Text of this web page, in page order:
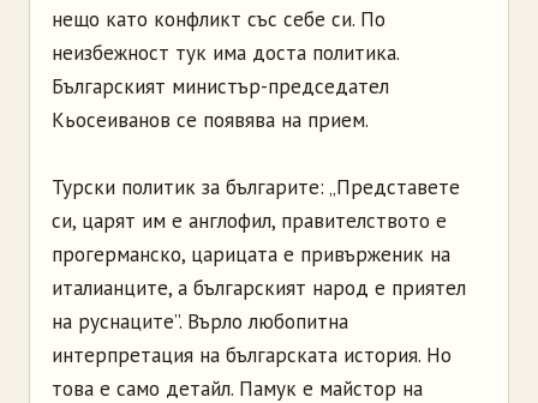
нещо като конфликт със себе си. По
неизбежност тук има доста политика.
Българският министър-председател
Кьосеиванов се появява на прием.
Турски политик за българите: „Представете
си, царят им е англофил, правителството е
прогерманско, царицата е привърженик на
италианците, а българският народ е приятел
на руснаците”. Върло любопитна
интерпретация на българската история. Но
това е само детайл. Памук е майстор на